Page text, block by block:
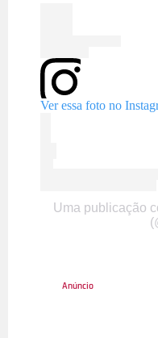
Ver essa foto no
Uma publicação